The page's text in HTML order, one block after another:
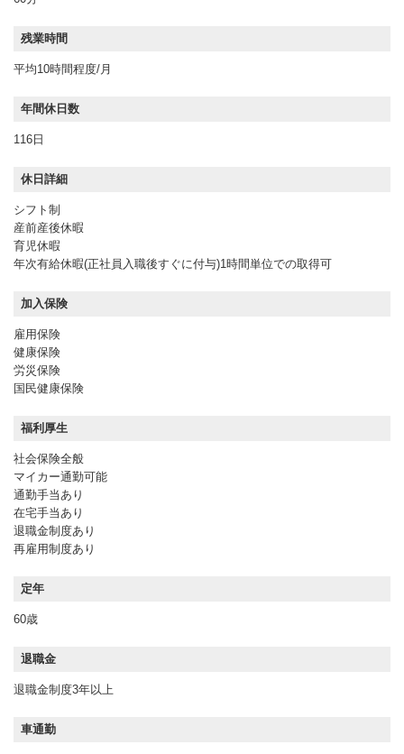
残業時間
平均10時間程度/月
年間休日数
116日
休日詳細
シフト制
産前産後休暇
育児休暇
年次有給休暇(正社員入職後すぐに付与)1時間単位での取得可
加入保険
雇用保険
健康保険
労災保険
国民健康保険
福利厚生
社会保険全般
マイカー通勤可能
通勤手当あり
在宅手当あり
退職金制度あり
再雇用制度あり
定年
60歳
退職金
退職金制度3年以上
車通勤